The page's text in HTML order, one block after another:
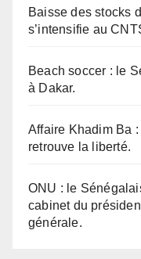
Baisse des stocks
s’intensifie au
Beach soccer : le
à Dakar.
Affaire Khadim Ba
retrouve la liberté.
ONU : le
cabinet du
générale.